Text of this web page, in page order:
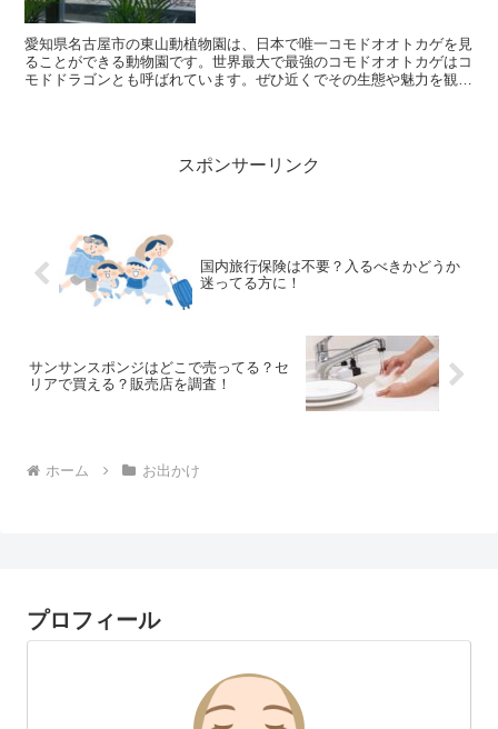
愛知県名古屋市の東山動植物園は、日本で唯一コモドオオトカゲを見
ることができる動物園です。世界最大で最強のコモドオオトカゲはコ
モドドラゴンとも呼ばれています。ぜひ近くでその生態や魅力を観察
スポンサーリンク
国内旅行保険は不要？入るべきかどうか
迷ってる方に！
サンサンスポンジはどこで売ってる？セ
リアで買える？販売店を調査！
ホーム お出かけ
プロフィール